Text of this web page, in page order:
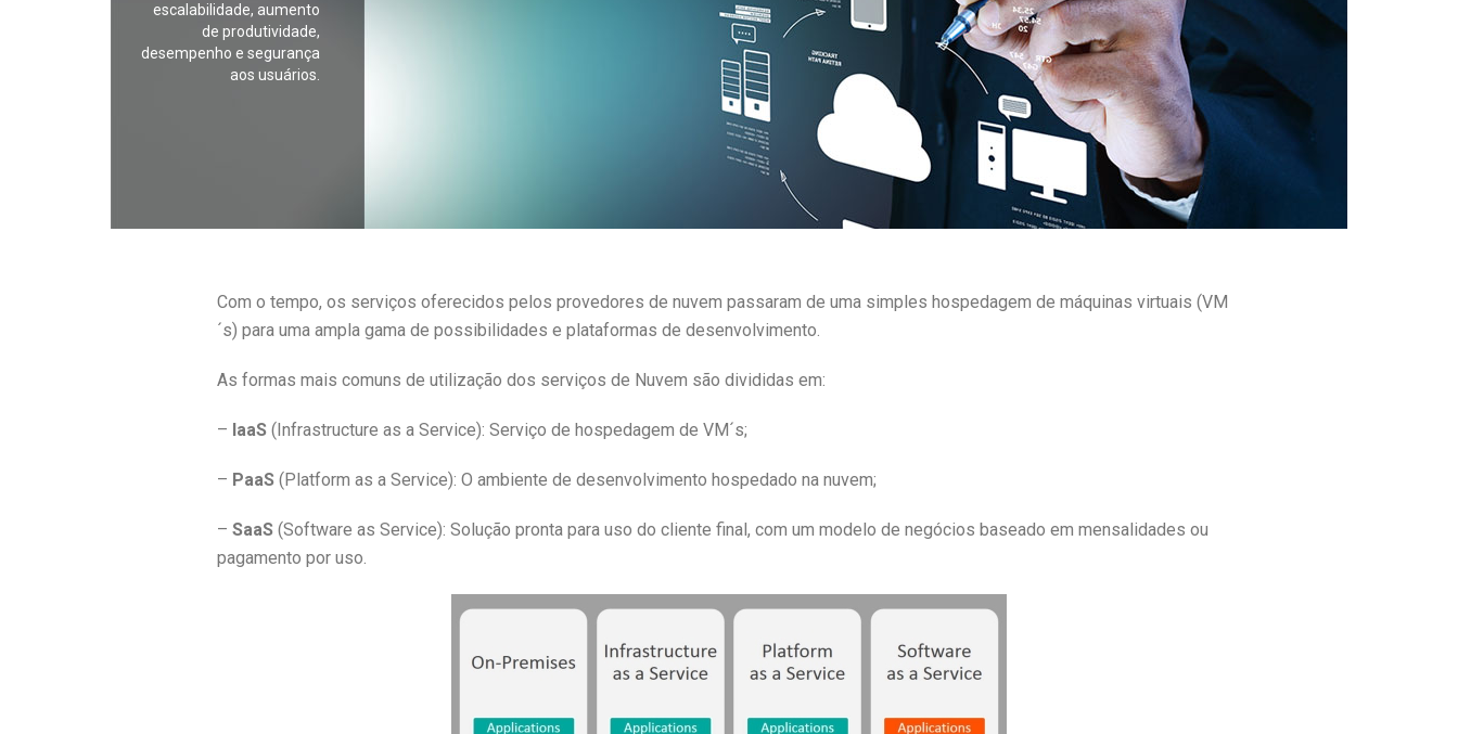
escalabilidade, aumento
de produtividade,
desempenho e segurança
aos usuários.
Com o tempo, os serviços oferecidos pelos provedores de nuvem passaram de uma simples hospedagem de máquinas virtuais (VM
´s) para uma ampla gama de possibilidades e plataformas de desenvolvimento.
As formas mais comuns de utilização dos serviços de Nuvem são divididas em:
– IaaS(Infrastructure as a Service): Serviço de hospedagem de VM´s;
– PaaS(Platform as a Service): O ambiente de desenvolvimento hospedado na nuvem;
– SaaS(Software as Service): Solução pronta para uso do cliente final, com um modelo de negócios baseado em mensalidades ou
pagamento por uso.